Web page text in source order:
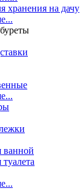
хранения на дачу
ванной